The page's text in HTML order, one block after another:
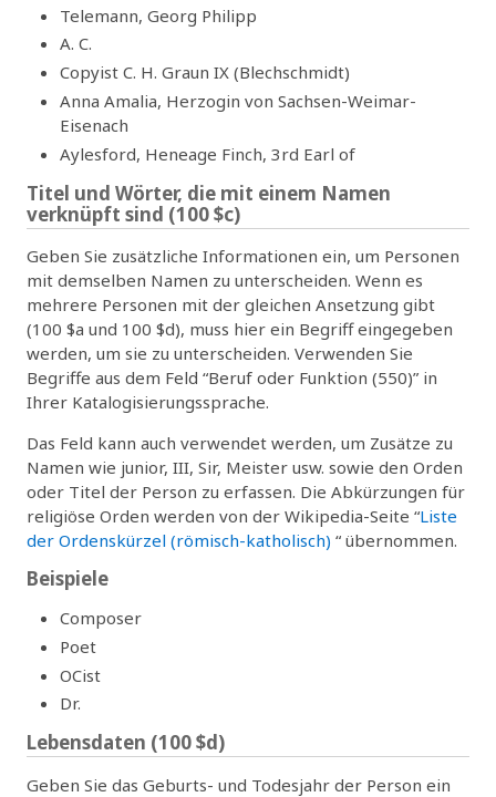
Telemann, Georg Philipp
A. C.
Copyist C. H. Graun IX (Blechschmidt)
Anna Amalia, Herzogin von Sachsen-Weimar-
Eisenach
Aylesford, Heneage Finch, 3rd Earl of
Titel und Wörter, die mit einem Namen
verknüpft sind (100 $c)
Geben Sie zusätzliche Informationen ein, um Personen
mit demselben Namen zu unterscheiden. Wenn es
mehrere Personen mit der gleichen Ansetzung gibt
(100 $a und 100 $d), muss hier ein Begriff eingegeben
werden, um sie zu unterscheiden. Verwenden Sie
Begriffe aus dem Feld “Beruf oder Funktion (550)” in
Ihrer Katalogisierungssprache.
Das Feld kann auch verwendet werden, um Zusätze zu
Namen wie junior, III, Sir, Meister usw. sowie den Orden
oder Titel der Person zu erfassen. Die Abkürzungen für
religiöse Orden werden von der Wikipedia-Seite “Liste
der Ordenskürzel (römisch-katholisch) “ übernommen.
Beispiele
Composer
Poet
OCist
Dr.
Lebensdaten (100 $d)
Geben Sie das Geburts- und Todesjahr der Person ein